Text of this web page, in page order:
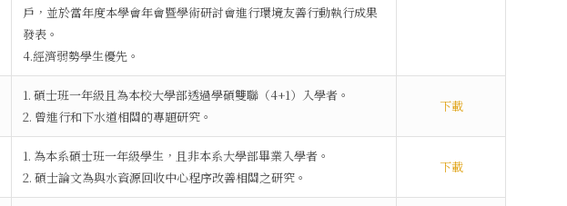
戶，並於當年度本學會年會暨學術研討會進行環境友善行動執行成果
發表。
4.經濟弱勢學生優先。
1. 碩士班一年級且為本校大學部透過學碩雙聯（4+1）入學者。
2. 曾進行和下水道相關的專題研究。
下載
1. 為本系碩士班一年級學生，且非本系大學部畢業入學者。
2. 碩士論文為與水資源回收中心程序改善相關之研究。
下載